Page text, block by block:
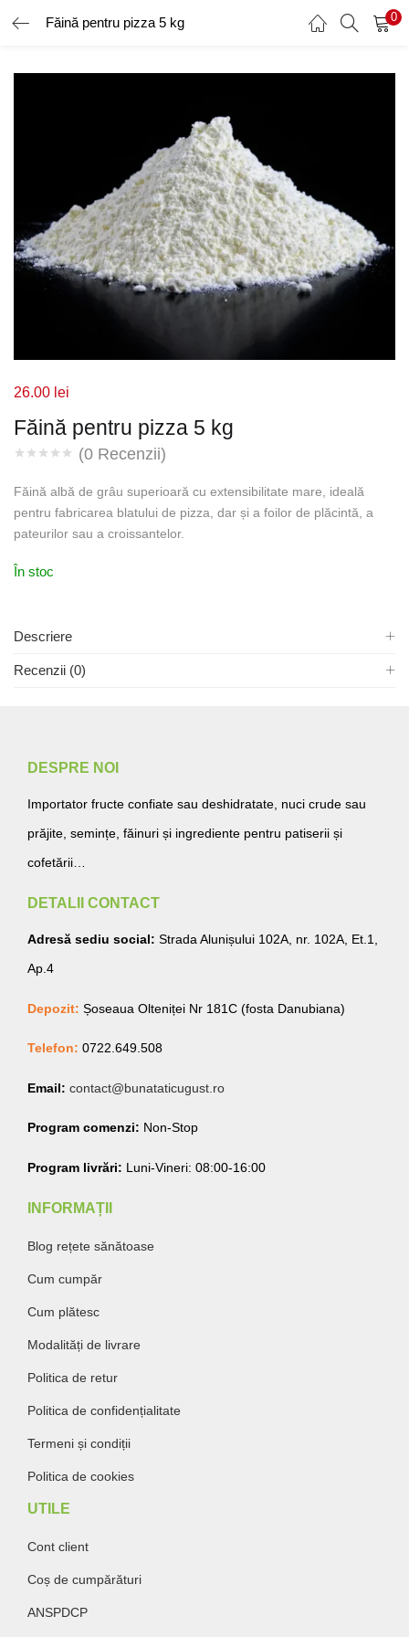
Făină pentru pizza 5 kg 0
AUTENTIFICARE ÎNREGISTRARE
Amintește-ți de mine
Ai uitat parola?
Făină pentru pizza 5 kg
(0 Recenzii)
26.00 lei
Făină albă de grâu superioară cu extensibilitate mare, ideală
pentru fabricarea blatului de pizza, dar și a foilor de plăcintă, a
pateurilor sau a croissantelor.
În stoc
Descriere
Recenzii (0)
DESPRE NOI
Importator fructe confiate sau deshidratate, nuci crude sau
prăjite, semințe, făinuri și ingrediente pentru patiserii și
cofetării…
DETALII CONTACT
Adresă sediu social: Strada Alunișului 102A, nr. 102A, Et.1,
Ap.4
Depozit: Șoseaua Olteniței Nr 181C (fosta Danubiana)
Telefon: 0722.649.508
Email: contact@bunataticugust.ro
Program comenzi: Non-Stop
Program livrări: Luni-Vineri: 08:00-16:00
INFORMAȚII
Blog rețete sănătoase
Cum cumpăr
Cum plătesc
Modalități de livrare
Politica de retur
Politica de confidențialitate
Termeni și condiții
Politica de cookies
UTILE
Cont client
Coș de cumpărături
ANSPDCP